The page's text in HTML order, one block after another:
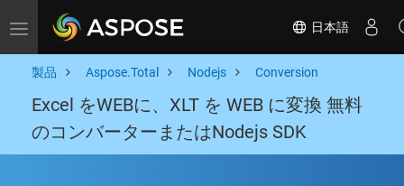
Toggle navigation 日本語
製品 Aspose.Total Nodejs Conversion
Excel をWEBに、XLT を WEB に変換 無料
のコンバーターまたはNodejs SDK